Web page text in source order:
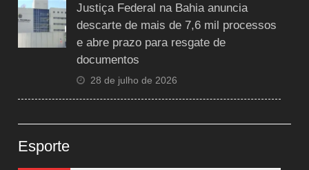
Justiça Federal na Bahia anuncia
descarte de mais de 7,6 mil processos
e abre prazo para resgate de
documentos
28 de julho de 2026
Esporte